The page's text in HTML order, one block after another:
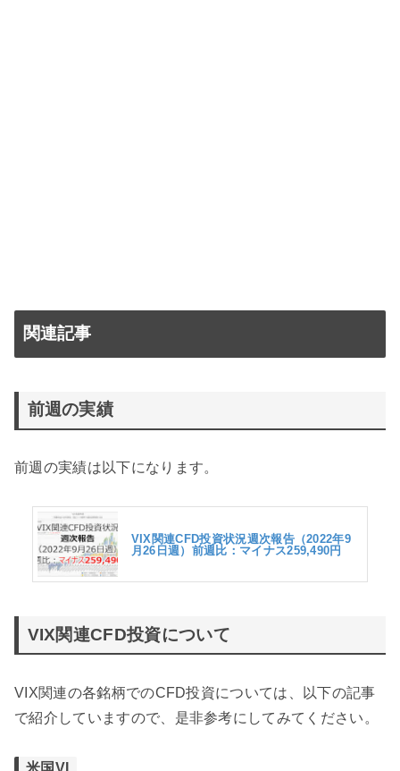
関連記事
前週の実績
前週の実績は以下になります。
VIX関連CFD投資状況週次報告（2022年9
月26日週）前週比：マイナス259,490円
VIX関連CFD投資について
VIX関連の各銘柄でのCFD投資については、以下の記事
で紹介していますので、是非参考にしてみてください。
米国VI